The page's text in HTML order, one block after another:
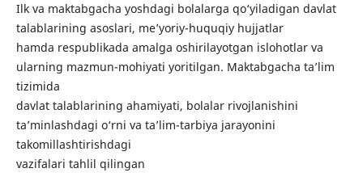
Ilk va maktabgacha yoshdagi bolalarga qo‘yiladigan davlat
talablarining asoslari, me’yoriy-huquqiy hujjatlar
hamda respublikada amalga oshirilayotgan islohotlar va
ularning mazmun-mohiyati yoritilgan. Maktabgacha ta’lim
tizimida
davlat talablarining ahamiyati, bolalar rivojlanishini
ta’minlashdagi o‘rni va ta’lim-tarbiya jarayonini
takomillashtirishdagi
vazifalari tahlil qilingan